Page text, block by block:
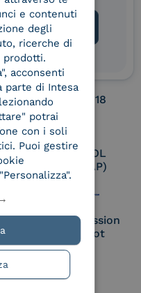
UNI EN ISO 27001
UNI EN ISO 27018
Certified PEPPOL
Access Point (AP)
European Commission
Large Scale Pilot
Member
e contenuti
degli
ricerche di
prodotti.
acconsenti
parte di Intesa
potrai
con i soli
Puoi gestire